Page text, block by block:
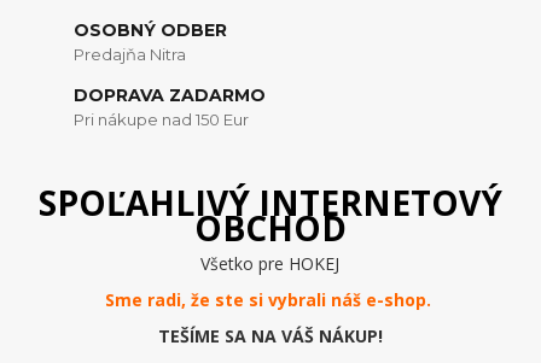
OSOBNÝ ODBER
Predajňa Nitra
DOPRAVA ZADARMO
Pri nákupe nad 150 Eur
SPOĽAHLIVÝ INTERNETOVÝ
OBCHOD
Všetko pre HOKEJ
Sme radi, že ste si vybrali náš e-shop.
TEŠÍME SA NA VÁŠ NÁKUP!